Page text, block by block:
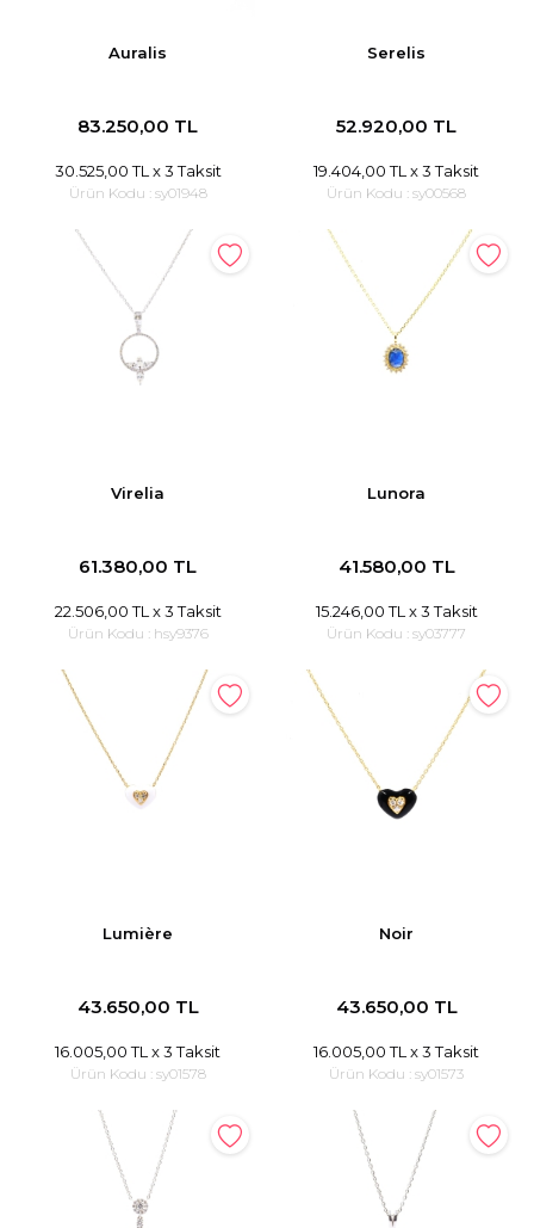
Auralis
83.250,00 TL
30.525,00 TL x 3 Taksit
Ürün Kodu : sy01948
Serelis
52.920,00 TL
19.404,00 TL x 3 Taksit
Ürün Kodu : sy00568
Virelia
61.380,00 TL
22.506,00 TL x 3 Taksit
Ürün Kodu : hsy9376
Lunora
41.580,00 TL
15.246,00 TL x 3 Taksit
Ürün Kodu : sy03777
Lumière
43.650,00 TL
16.005,00 TL x 3 Taksit
Ürün Kodu : sy01578
Noir
43.650,00 TL
16.005,00 TL x 3 Taksit
Ürün Kodu : sy01573